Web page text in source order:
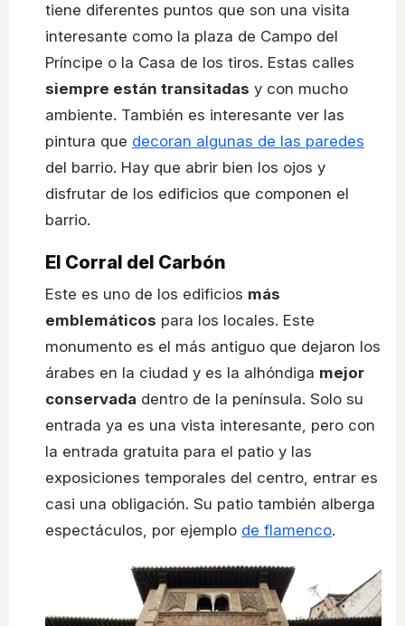
tiene diferentes puntos que son una visita
interesante como la plaza de Campo del
Príncipe o la Casa de los tiros. Estas calles
siempre están transitadas y con mucho
ambiente. También es interesante ver las
pintura que decoran algunas de las paredes
del barrio. Hay que abrir bien los ojos y
disfrutar de los edificios que componen el
barrio.
El Corral del Carbón
Este es uno de los edificios más
emblemáticos para los locales. Este
monumento es el más antiguo que dejaron los
árabes en la ciudad y es la alhóndiga mejor
conservada dentro de la península. Solo su
entrada ya es una vista interesante, pero con
la entrada gratuita para el patio y las
exposiciones temporales del centro, entrar es
casi una obligación. Su patio también alberga
espectáculos, por ejemplo de flamenco.